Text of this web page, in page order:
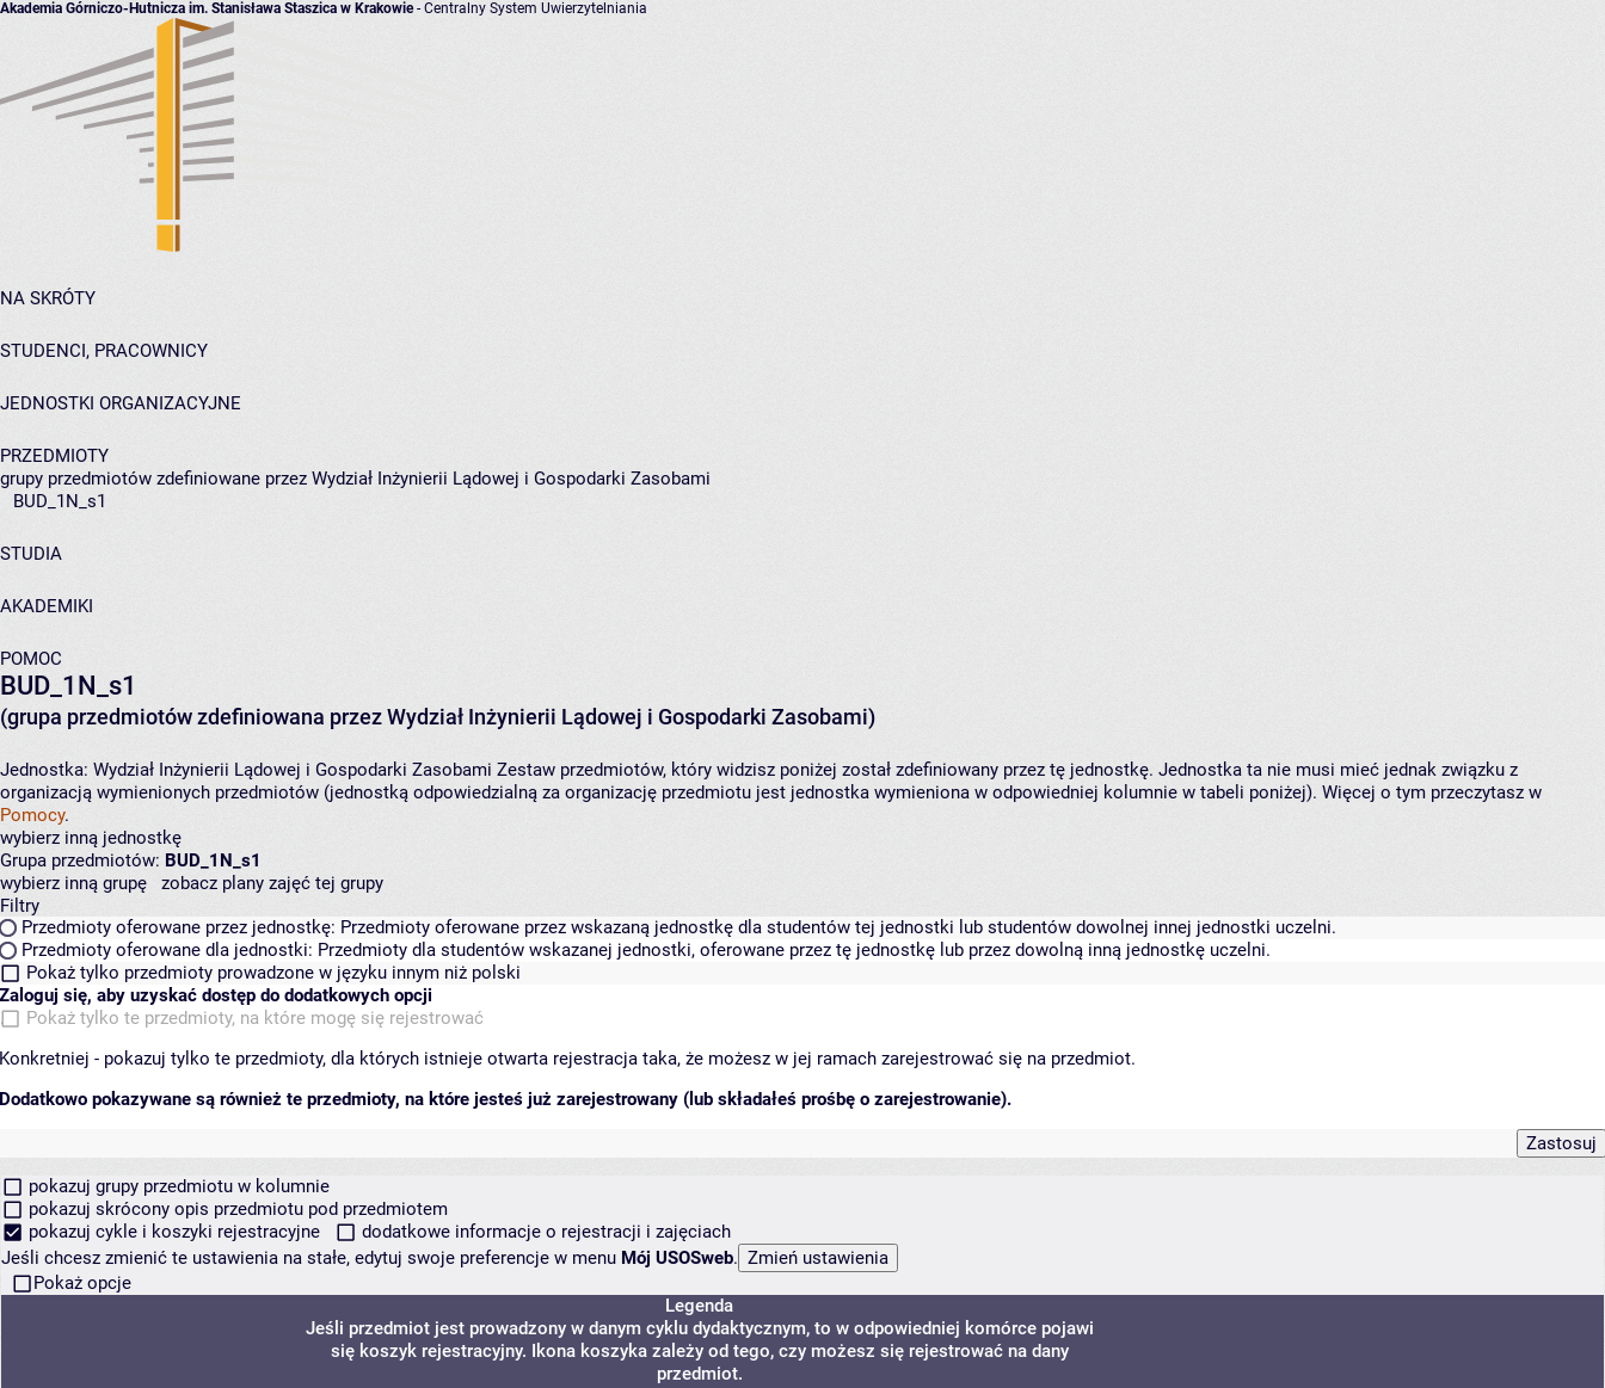
Akademia Górniczo-Hutnicza im. Stanisława Staszica w Krakowie- Centralny System Uwierzytelniania
NA SKRÓTY
STUDENCI, PRACOWNICY
JEDNOSTKI ORGANIZACYJNE
PRZEDMIOTY
grupy przedmiotów zdefiniowane przez Wydział Inżynierii Lądowej i Gospodarki Zasobami
BUD_1N_s1
STUDIA
AKADEMIKI
POMOC
BUD_1N_s1
(grupa przedmiotów zdefiniowana przez Wydział Inżynierii Lądowej i Gospodarki Zasobami)
Jednostka: Wydział Inżynierii Lądowej i Gospodarki Zasobami Zestaw przedmiotów, który widzisz poniżej został zdefiniowany przez tę jednostkę. Jednostka ta nie musi mieć jednak związku z
organizacją wymienionych przedmiotów (jednostką odpowiedzialną za organizację przedmiotu jest jednostka wymieniona w odpowiedniej kolumnie w tabeli poniżej). Więcej o tym przeczytasz w
Pomocy.
wybierz inną jednostkę
Grupa przedmiotów: BUD_1N_s1
wybierz inną grupę
zobacz plany zajęć tej grupy
Filtry
Przedmioty oferowane przez jednostkę: Przedmioty oferowane przez wskazaną jednostkę dla studentów tej jednostki lub studentów dowolnej innej jednostki uczelni.
Przedmioty oferowane dla jednostki: Przedmioty dla studentów wskazanej jednostki, oferowane przez tę jednostkę lub przez dowolną inną jednostkę uczelni.
Pokaż tylko przedmioty prowadzone w języku innym niż polski
Zaloguj się, aby uzyskać dostęp do dodatkowych opcji
Pokaż tylko te przedmioty, na które mogę się rejestrować
Konkretniej - pokazuj tylko te przedmioty, dla których istnieje otwarta rejestracja taka, że możesz w jej ramach zarejestrować się na przedmiot.
Dodatkowo pokazywane są również te przedmioty, na które jesteś już zarejestrowany (lub składałeś prośbę o zarejestrowanie).
pokazuj grupy przedmiotu w kolumnie
pokazuj skrócony opis przedmiotu pod przedmiotem
pokazuj cykle i koszyki rejestracyjne
dodatkowe informacje o rejestracji i zajęciach
Jeśli chcesz zmienić te ustawienia na stałe, edytuj swoje preferencje w menu Mój USOSweb.
Pokaż opcje
Legenda
Jeśli przedmiot jest prowadzony w danym cyklu dydaktycznym, to w odpowiedniej komórce pojawi
się koszyk rejestracyjny. Ikona koszyka zależy od tego, czy możesz się rejestrować na dany
przedmiot.